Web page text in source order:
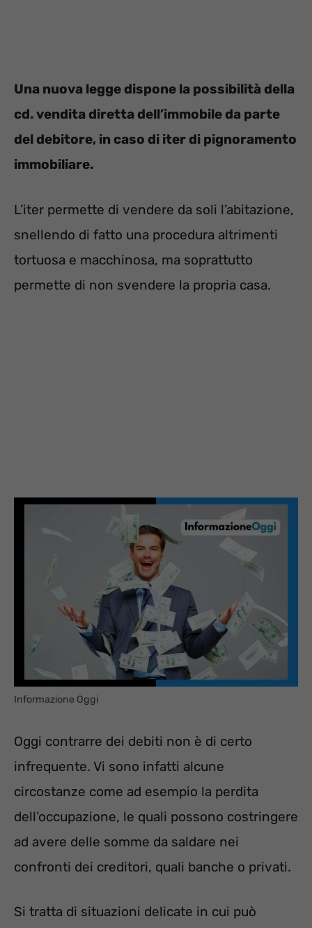
Una nuova legge dispone la possibilità della
cd. vendita diretta dell’immobile da parte
del debitore, in caso di iter di pignoramento
immobiliare.
L’iter permette di vendere da soli l’abitazione,
snellendo di fatto una procedura altrimenti
tortuosa e macchinosa, ma soprattutto
permette di non svendere la propria casa.
Informazione Oggi
Oggi contrarre dei debiti non è di certo
infrequente. Vi sono infatti alcune
circostanze come ad esempio la perdita
dell’occupazione, le quali possono costringere
ad avere delle somme da saldare nei
confronti dei creditori, quali banche o privati.
Si tratta di situazioni delicate in cui può